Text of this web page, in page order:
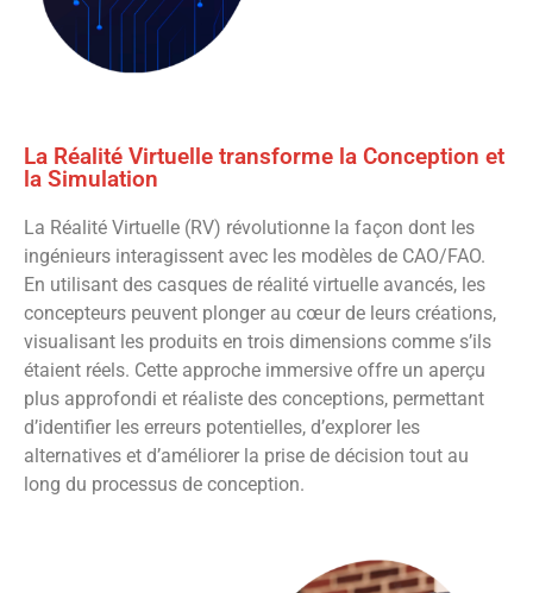
La Réalité Virtuelle transforme la Conception et
la Simulation
La Réalité Virtuelle (RV) révolutionne la façon dont les
ingénieurs interagissent avec les modèles de CAO/FAO.
En utilisant des casques de réalité virtuelle avancés, les
concepteurs peuvent plonger au cœur de leurs créations,
visualisant les produits en trois dimensions comme s’ils
étaient réels. Cette approche immersive offre un aperçu
plus approfondi et réaliste des conceptions, permettant
d’identifier les erreurs potentielles, d’explorer les
alternatives et d’améliorer la prise de décision tout au
long du processus de conception.